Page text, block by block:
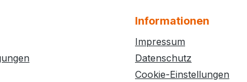
Informationen
Impressum
Datenschutz
Cookie-Einstellungen